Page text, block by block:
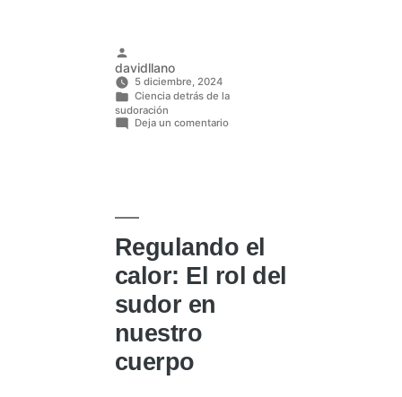
Hablemos
de
y
Publicado
por
davidllano
5 diciembre, 2024
Publicado
en
Ciencia detrás de la
sudoración
Deja un comentarioen
genética
y
Regulando el
calor: El rol del
sudor en
nuestro
cuerpo